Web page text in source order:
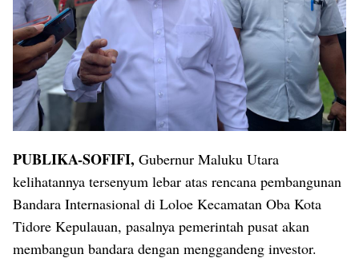
PUBLIKA-SOFIFI, Gubernur Maluku Utara
kelihatannya tersenyum lebar atas rencana pembangunan
Bandara Internasional di Loloe Kecamatan Oba Kota
Tidore Kepulauan, pasalnya pemerintah pusat akan
membangun bandara dengan menggandeng investor.